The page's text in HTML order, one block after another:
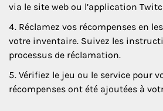
via le site web ou l’application
Réclamez vos récompenses en
votre inventaire. Suivez les
processus de réclamation.
Vérifiez le jeu ou le service pour
récompenses ont été ajoutées à